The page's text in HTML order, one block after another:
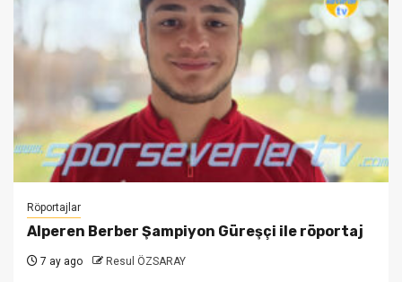
Röportajlar
Alperen Berber Şampiyon Güreşçi ile röportaj
7 ay ago Resul ÖZSARAY